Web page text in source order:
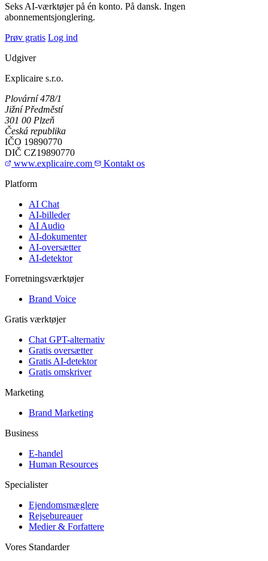
Seks AI-værktøjer på én konto. På dansk. Ingen
abonnementsjonglering.
Prøv gratis Log ind
Udgiver
Explicaire s.r.o.
Plovární 478/1
Jižní Předměstí
301 00 Plzeň
Česká republika
IČO 19890770
DIČ CZ19890770
www.explicaire.com
Kontakt os
Platform
AI Chat
AI-billeder
AI Audio
AI-dokumenter
AI-oversætter
AI-detektor
Forretningsværktøjer
Brand Voice
Gratis værktøjer
Chat GPT-alternativ
Gratis oversætter
Gratis AI-detektor
Gratis omskriver
Marketing
Brand Marketing
Business
E-handel
Human Resources
Specialister
Ejendomsmæglere
Rejsebureauer
Medier & Forfattere
Vores Standarder